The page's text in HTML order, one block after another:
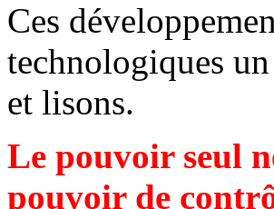
Ces
technologiques
et lisons.
Le pouvoir seul
pouvoir de